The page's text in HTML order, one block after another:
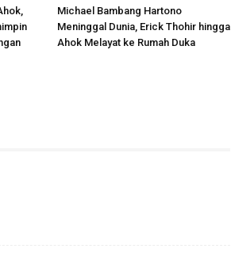
Michael Bambang Hartono
Meninggal Dunia, Erick Thohir hingga
Ahok Melayat ke Rumah Duka